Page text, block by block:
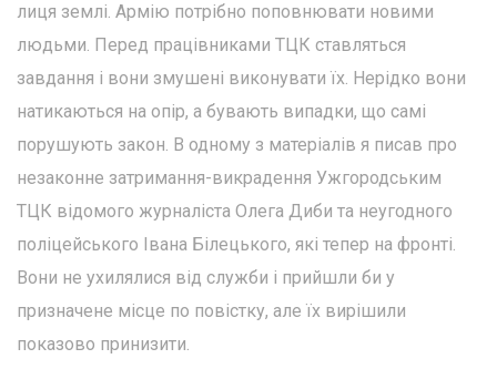
лиця землі. Армію потрібно поповнювати новими
людьми. Перед працівниками ТЦК ставляться
завдання і вони змушені виконувати їх. Нерідко вони
натикаються на опір, а бувають випадки, що самі
порушують закон. В одному з матеріалів я писав про
незаконне затримання-викрадення Ужгородським
ТЦК відомого журналіста Олега Диби та неугодного
поліцейського Івана Білецького, які тепер на фронті.
Вони не ухилялися від служби і прийшли би у
призначене місце по повістку, але їх вирішили
показово принизити.